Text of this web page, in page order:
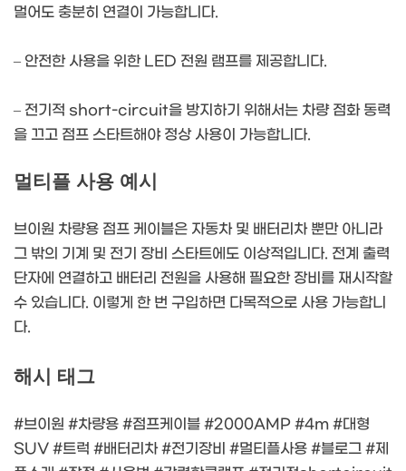
멀어도 충분히 연결이 가능합니다.
– 안전한 사용을 위한 LED 전원 램프를 제공합니다.
– 전기적 short-circuit을 방지하기 위해서는 차량 점화 동력
을 끄고 점프 스타트해야 정상 사용이 가능합니다.
멀티플 사용 예시
브이원 차량용 점프 케이블은 자동차 및 배터리차 뿐만 아니라
그 밖의 기계 및 전기 장비 스타트에도 이상적입니다. 전계 출력
단자에 연결하고 배터리 전원을 사용해 필요한 장비를 재시작할
수 있습니다. 이렇게 한 번 구입하면 다목적으로 사용 가능합니
다.
해시 태그
#브이원 #차량용 #점프케이블 #2000AMP #4m #대형
SUV #트럭 #배터리차 #전기장비 #멀티플사용 #블로그 #제